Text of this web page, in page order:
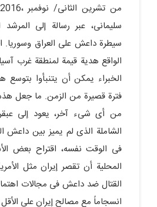
سلیمانی، عبر رسالة إلى المرشد
سیطرة داعش على العراق وسوریا.
الواقع هدیة قیمة لمنطقة غرب
الخبراء یمکن أن یتنبأوا بتوسع
فترة قصیرة من الزمن. ما جعل
من أی شیء آخر، یعود إلى
الشاملة الذی لم یمیز بین داعش
فی الوقت نفسه، اقتراح بعض
المحلیة أن تقصر إیران مثل
القتال ضد داعش فی مجالات
انسجاماً مع مصالح إیران على